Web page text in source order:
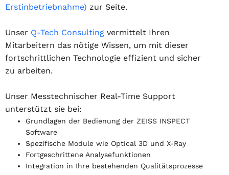
Erstinbetriebnahme) zur Seite.
Unser Q-Tech Consulting vermittelt Ihren
Mitarbeitern das nötige Wissen, um mit dieser
fortschrittlichen Technologie effizient und sicher
zu arbeiten.
Unser Messtechnischer Real-Time Support
unterstützt sie bei:
Grundlagen der Bedienung der ZEISS INSPECT
Software
Spezifische Module wie Optical 3D und X-Ray
Fortgeschrittene Analysefunktionen
Integration in Ihre bestehenden Qualitätsprozesse